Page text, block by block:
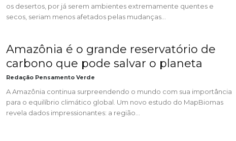
os desertos, por já serem ambientes extremamente quentes e
secos, seriam menos afetados pelas mudanças...
Amazônia é o grande reservatório de
carbono que pode salvar o planeta
Redação Pensamento Verde
A Amazônia continua surpreendendo o mundo com sua importância
para o equilíbrio climático global. Um novo estudo do MapBiomas
revela dados impressionantes: a região...